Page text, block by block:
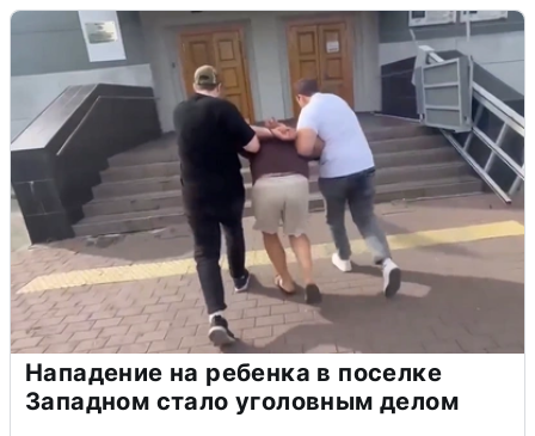
Нападение на ребенка в поселке
Западном стало уголовным делом